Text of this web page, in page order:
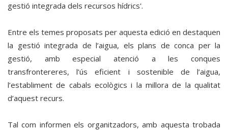
gestió integrada dels recursos hídrics'.
Entre els temes proposats per aquesta edició en destaquen
la gestió integrada de l’aigua, els plans de conca per la
gestió, amb especial atenció a les conques
transfrontereres, l’ús eficient i sostenible de l’aigua,
l’establiment de cabals ecològics i la millora de la qualitat
d’aquest recurs.
Tal com informen els organitzadors, amb aquesta trobada